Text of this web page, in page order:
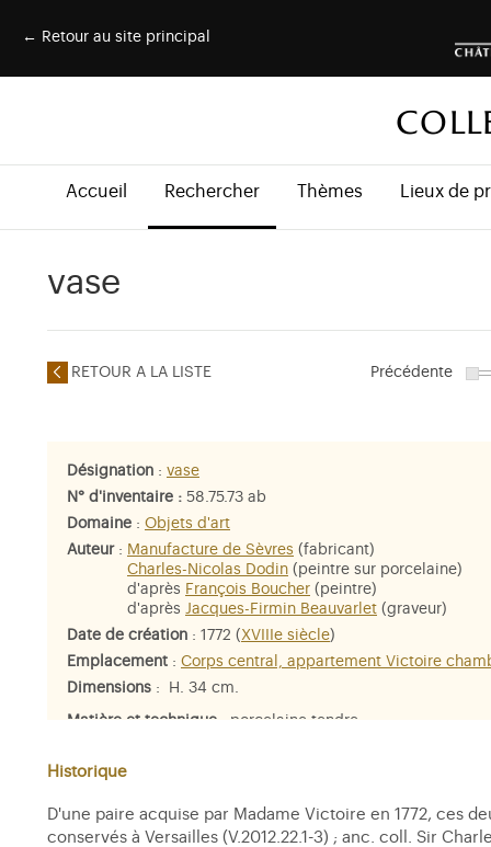
← Retour au site principal
Accueil Rechercher Thèmes Lieux de
vase
RETOUR A LA LISTE Précédente
Désignation : vase
N° d'inventaire : 58.75.73 ab
Domaine : Objets d'art
Auteur: Manufacture de Sèvres (fabricant)
Charles-Nicolas Dodin (peintre sur porcelaine)
d'après François Boucher (peintre)
d'après Jacques-Firmin Beauvarlet (graveur)
Date de création : 1772 ( XVIIIe siècle)
Emplacement : Corps central, appartement Victoire
Dimensions : H. 34 cm.
Matière et technique : porcelaine tendre
Historique
D'une paire acquise par Madame Victoire en 1772, ces
conservés à Versailles (V.2012.22.1-3) ; anc. coll. Sir